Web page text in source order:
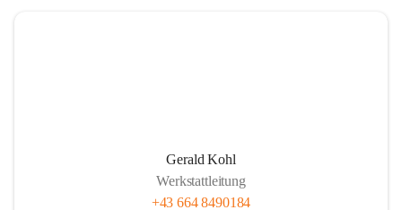
Gerald Kohl
Werkstattleitung
+43 664 8490184